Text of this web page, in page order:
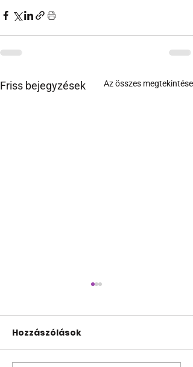
Friss bejegyzések Az összes megtekintése
Hozzászólások